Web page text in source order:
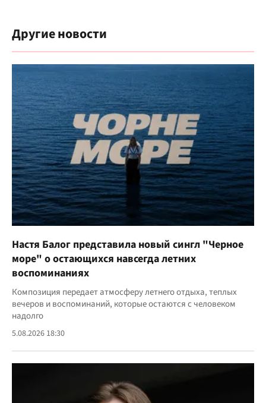
Другие новости
Настя Балог представила новый сингл "Черное
море" о остающихся навсегда летних
воспоминаниях
Композиция передает атмосферу летнего отдыха, теплых
вечеров и воспоминаний, которые остаются с человеком
надолго
5.08.2026 18:30